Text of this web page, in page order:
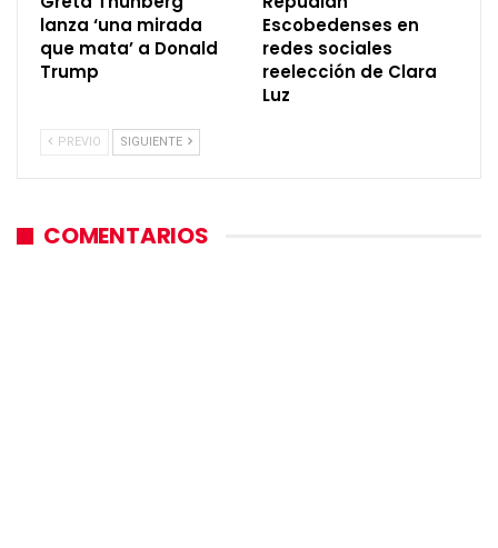
lanza ‘una mirada
que mata’ a Donald
Trump
Escobedenses en
redes sociales
reelección de Clara
Luz
PREVIO SIGUIENTE
COMENTARIOS